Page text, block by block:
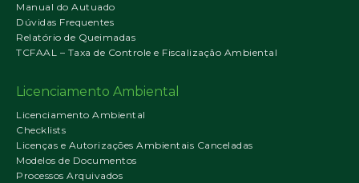
Manual do Autuado
Dúvidas Frequentes
Relatório de Queimadas
TCFAAL – Taxa de Controle e Fiscalização Ambiental
Licenciamento Ambiental
Licenciamento Ambiental
Checklists
Licenças e Autorizações Ambientais Canceladas
Modelos de Documentos
Processos Arquivados